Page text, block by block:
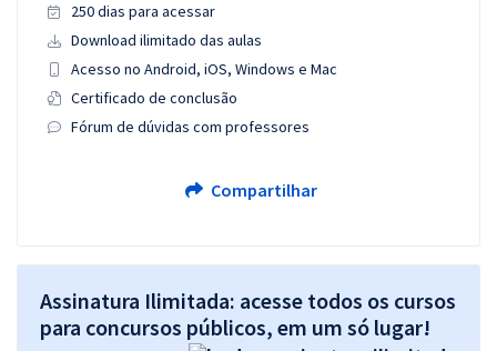
250 dias para acessar
Download ilimitado das aulas
Acesso no Android, iOS, Windows e Mac
Certificado de conclusão
Fórum de dúvidas com professores
Compartilhar
Assinatura Ilimitada: acesse todos os cursos
para concursos públicos, em um só lugar!